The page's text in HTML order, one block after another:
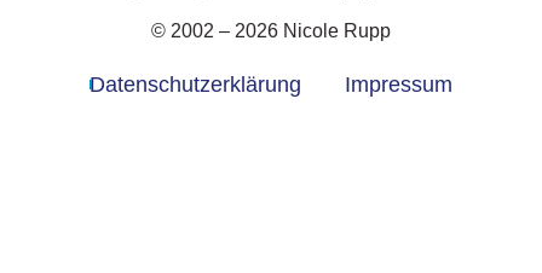
© 2002 – 2026 Nicole Rupp
Datenschutzerklärung Impressum